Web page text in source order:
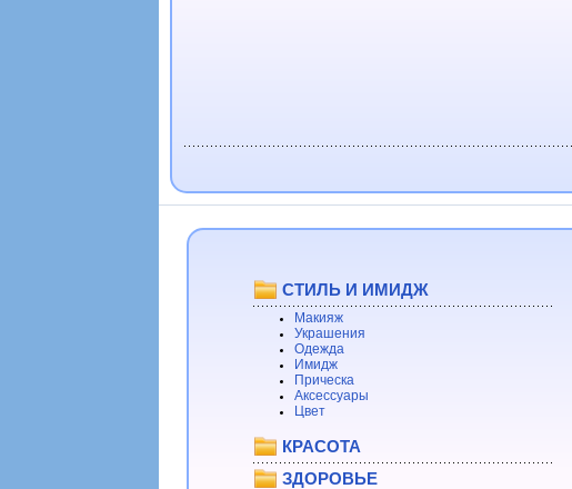
СТИЛЬ И ИМИДЖ
Макияж
Украшения
Одежда
Имидж
Прическа
Аксессуары
Цвет
КРАСОТА
ЗДОРОВЬЕ